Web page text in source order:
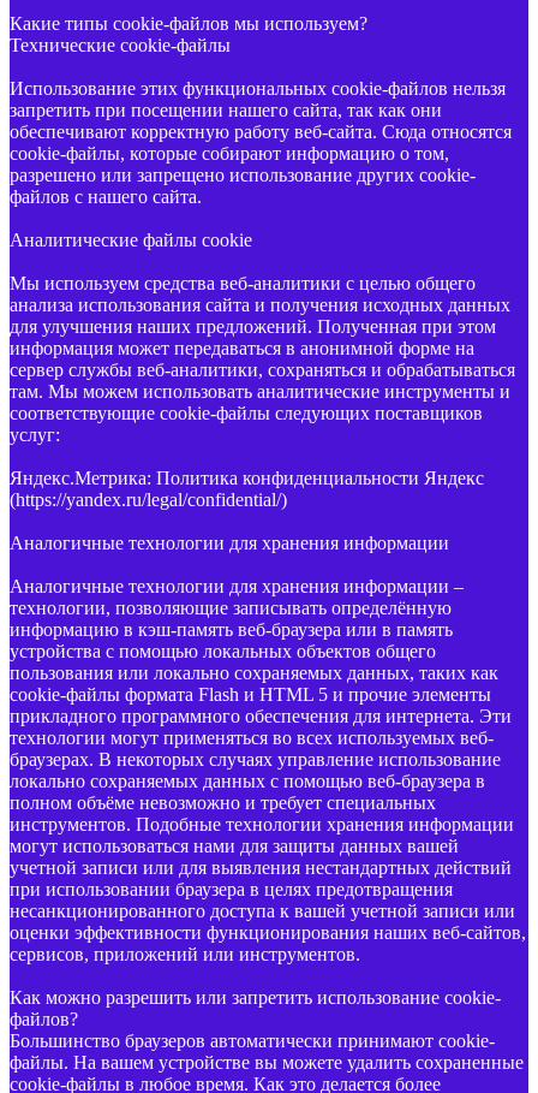
Какие типы cookie-файлов мы используем?
Технические cookie-файлы
Использование этих функциональных cookie-файлов нельзя
запретить при посещении нашего сайта, так как они
обеспечивают корректную работу веб-сайта. Сюда относятся
cookie-файлы, которые собирают информацию о том,
разрешено или запрещено использование других cookie-
файлов с нашего сайта.
Аналитические файлы cookie
Мы используем средства веб-аналитики с целью общего
анализа использования сайта и получения исходных данных
для улучшения наших предложений. Полученная при этом
информация может передаваться в анонимной форме на
сервер службы веб-аналитики, сохраняться и обрабатываться
там. Мы можем использовать аналитические инструменты и
соответствующие cookie-файлы следующих поставщиков
услуг:
Яндекс.Метрика: Политика конфиденциальности Яндекс
(https://yandex.ru/legal/confidential/)
Аналогичные технологии для хранения информации
Аналогичные технологии для хранения информации –
технологии, позволяющие записывать определённую
информацию в кэш-память веб-браузера или в память
устройства с помощью локальных объектов общего
пользования или локально сохраняемых данных, таких как
cookie-файлы формата Flash и HTML 5 и прочие элементы
прикладного программного обеспечения для интернета. Эти
технологии могут применяться во всех используемых веб-
браузерах. В некоторых случаях управление использование
локально сохраняемых данных с помощью веб-браузера в
полном объёме невозможно и требует специальных
инструментов. Подобные технологии хранения информации
могут использоваться нами для защиты данных вашей
учетной записи или для выявления нестандартных действий
при использовании браузера в целях предотвращения
несанкционированного доступа к вашей учетной записи или
оценки эффективности функционирования наших веб-сайтов,
сервисов, приложений или инструментов.
Как можно разрешить или запретить использование cookie-
файлов?
Большинство браузеров автоматически принимают cookie-
файлы. На вашем устройстве вы можете удалить сохраненные
cookie-файлы в любое время. Как это делается более